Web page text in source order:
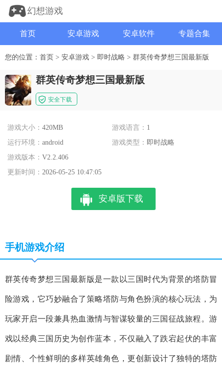
幻想游戏
首页 安卓游戏 安卓软件 专题合集
您的位置： 首页 > 安卓游戏 > 即时战略 > 群英传奇梦想三国最新版
群英传奇梦想三国最新版
安全下载
游戏大小： 420MB 游戏语言： 1
运行环境： android 游戏类型： 即时战略
游戏版本： V2.2.406
更新时间： 2026-05-25 10:47:05
安卓版下载
手机游戏介绍
群英传奇梦想三国最新版是一款以三国时代为背景的塔防冒
险游戏，它巧妙融合了策略塔防与角色扮演的核心玩法，为
玩家开启一段兼具热血激情与智谋较量的三国征战旅程。游
戏以经典三国历史为创作蓝本，不仅融入了跌宕起伏的丰富
剧情、个性鲜明的多样英雄角色，更创新设计了独特的塔防